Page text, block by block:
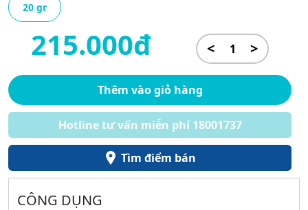
20 gr
215.000đ < >
Thêm vào giỏ hàng
Hotline tư vấn miễn phí 18001737
Tìm điểm bán
CÔNG DỤNG